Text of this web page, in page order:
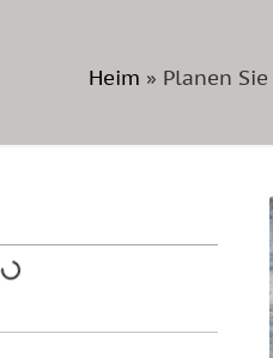
Heim » Planen